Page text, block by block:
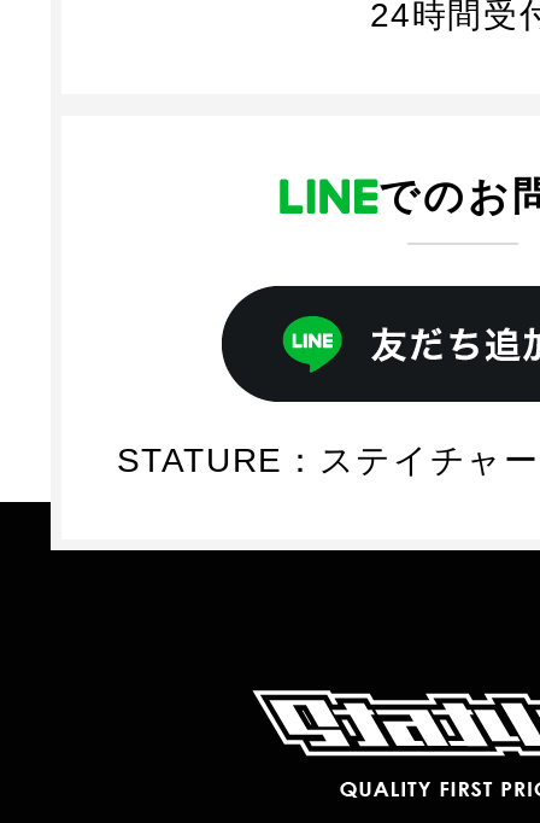
24時間受
でのお
STATURE：ステイチャ